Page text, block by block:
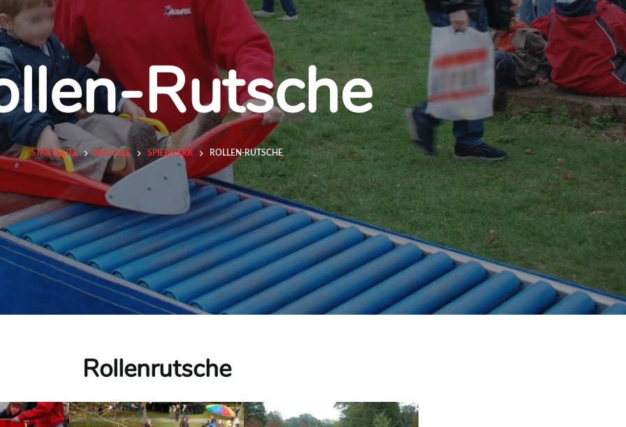
Rutsche
STARTSEITE MODULE SPIELWERK ROLLEN-RUTSCHE
Rollenrutsche